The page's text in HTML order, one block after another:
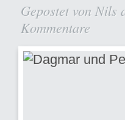
Gepostet von Nils
Kommentare